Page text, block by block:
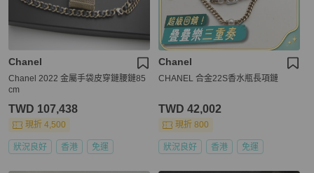
Chanel
Chanel 2022 金屬手袋皮穿鏈腰鏈85
cm
TWD 107,438
現折 4,500
狀況良好 香港 免運
Chanel
CHANEL 合金22S香水瓶長項鏈
TWD 42,002
現折 800
狀況良好 香港 免運